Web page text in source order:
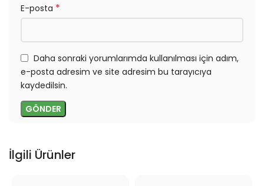
E-posta *
Daha sonraki yorumlarımda kullanılması için adım,
e-posta adresim ve site adresim bu tarayıcıya
kaydedilsin.
İlgili Ürünler